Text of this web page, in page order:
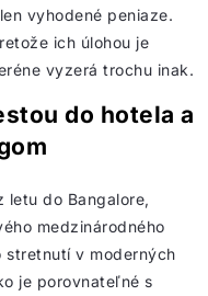
vyhodené peniaze.
ich úlohou je
vyzerá trochu inak.
do hotela a
letu do Bangalore,
medzinárodného
stretnutí v moderných
je porovnateľné s